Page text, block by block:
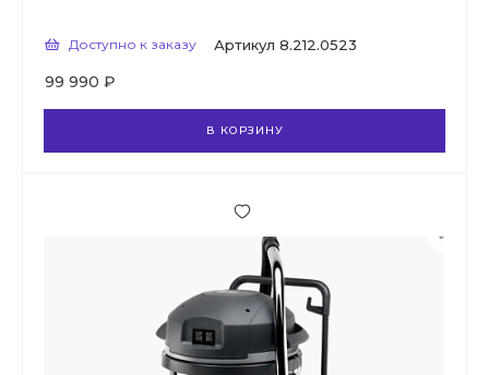
Доступно к заказу Артикул 8.212.0523
99 990 ₽
В КОРЗИНУ